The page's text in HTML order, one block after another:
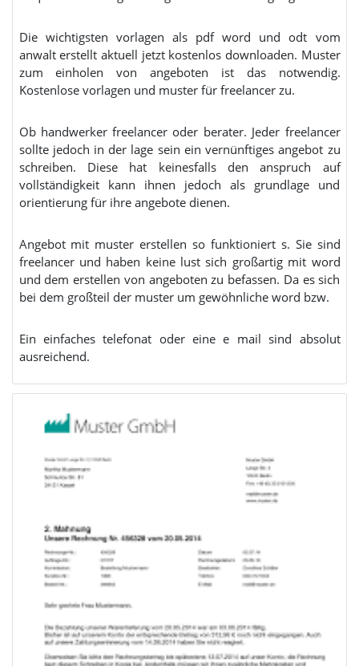
Die wichtigsten vorlagen als pdf word und odt vom
anwalt erstellt aktuell jetzt kostenlos downloaden. Muster
zum einholen von angeboten ist das notwendig.
Kostenlose vorlagen und muster für freelancer zu.
Ob handwerker freelancer oder berater. Jeder freelancer
sollte jedoch in der lage sein ein vernünftiges angebot zu
schreiben. Diese hat keinesfalls den anspruch auf
vollständigkeit kann ihnen jedoch als grundlage und
orientierung für ihre angebote dienen.
Angebot mit muster erstellen so funktioniert s. Sie sind
freelancer und haben keine lust sich großartig mit word
und dem erstellen von angeboten zu befassen. Da es sich
bei dem großteil der muster um gewöhnliche word bzw.
Ein einfaches telefonat oder eine e mail sind absolut
ausreichend.